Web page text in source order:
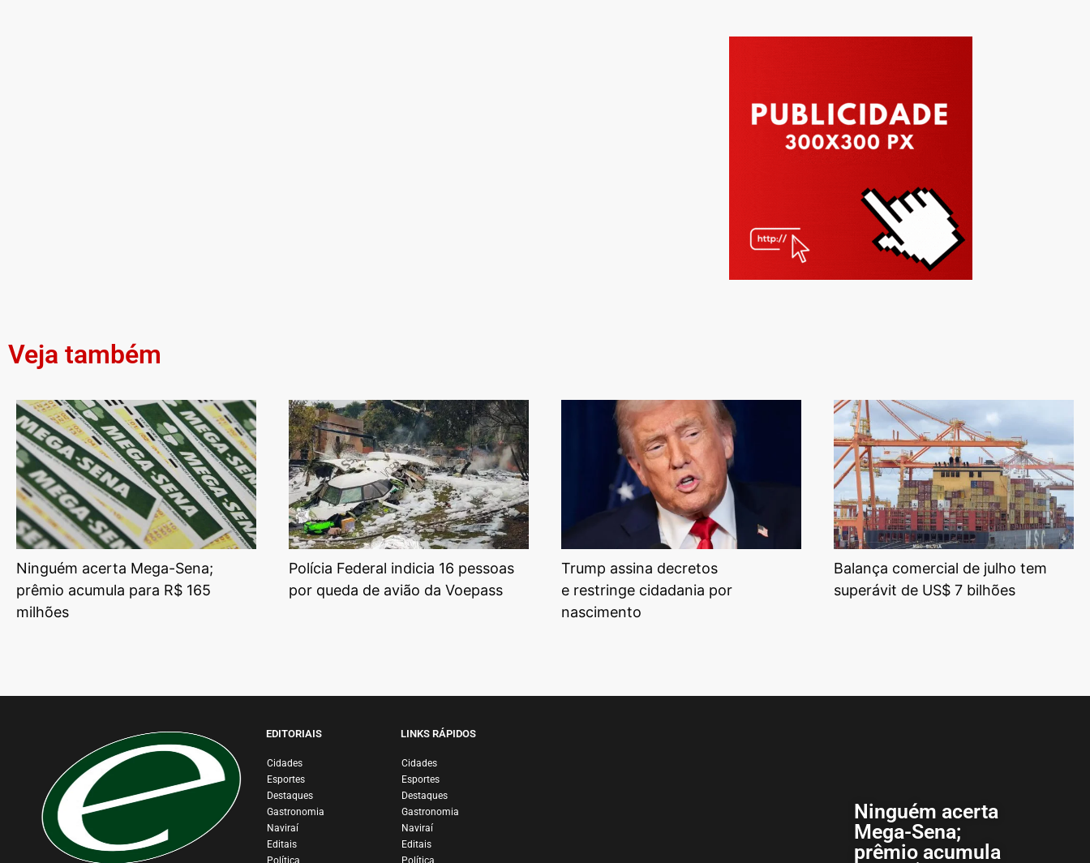
Veja também
Ninguém acerta Mega-Sena;
prêmio acumula para R$ 165
milhões
Polícia Federal indicia 16 pessoas
por queda de avião da Voepass
Trump assina decretos
e restringe cidadania por
nascimento
Balança comercial de julho tem
superávit de US$ 7 bilhões
EDITORIAIS
Cidades
Esportes
Destaques
Gastronomia
Naviraí
Editais
Política
LINKS RÁPIDOS
Cidades
Esportes
Destaques
Gastronomia
Naviraí
Editais
Política
Ninguém acerta
Mega-Sena;
prêmio acumula